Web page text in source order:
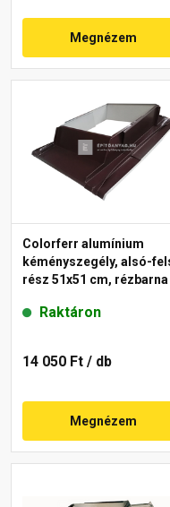
Megnézem
Colorferr alumínium
kéményszegély, alsó-
rész 51x51 cm, rézbarna
Raktáron
14 050 Ft / db
Megnézem